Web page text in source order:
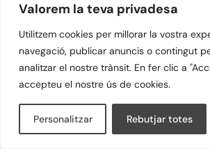
Valorem la teva privadesa
Utilitzem cookies per millorar la vostra
navegació, publicar anuncis o contingut
analitzar el nostre trànsit. En fer clic a
accepteu el nostre ús de cookies.
Personalitzar Rebutjar totes
 Horario
De lunes a viernes
de 7:30h a 13:30h y de 15:00h a
Avís legal Política de privacitat